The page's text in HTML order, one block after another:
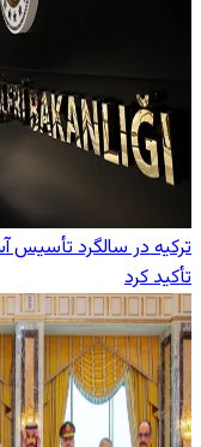
ترکیه در سالگرد تأسیس
تأکید کرد